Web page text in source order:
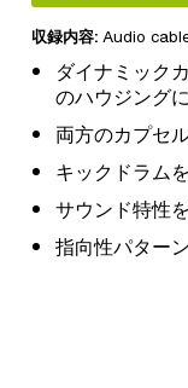
ダイナミック
のハウジング
両方のカプセ
キックドラム
サウンド特性
指向性パター
収録内容: Audio